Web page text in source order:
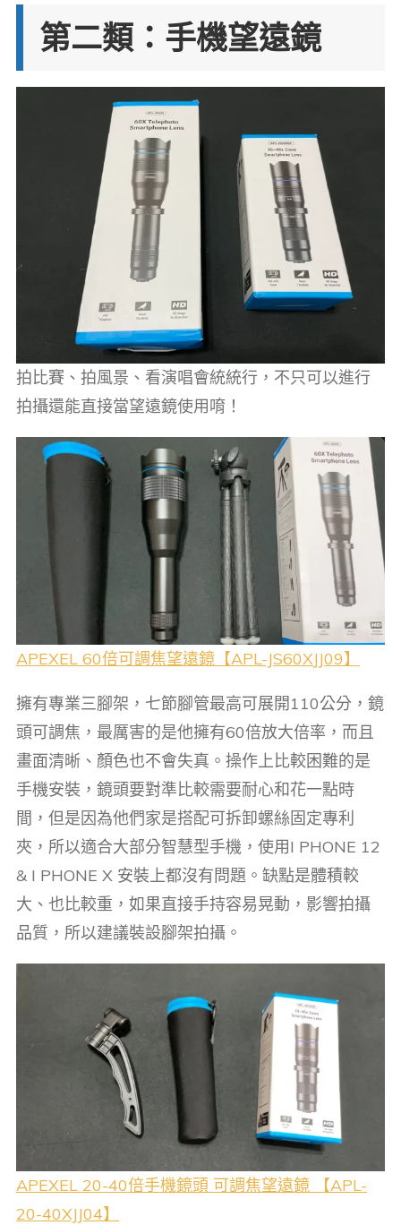
第二類：手機望遠鏡
拍比賽、拍風景、看演唱會統統行，不只可以進行
拍攝還能直接當望遠鏡使用唷！
APEXEL 60倍可調焦望遠鏡【APL-JS60XJJ09】
擁有專業三腳架，七節腳管最高可展開110公分，鏡
頭可調焦，最厲害的是他擁有60倍放大倍率，而且
畫面清晰、顏色也不會失真。操作上比較困難的是
手機安裝，鏡頭要對準比較需要耐心和花一點時
間，但是因為他們家是搭配可拆卸螺絲固定專利
夾，所以適合大部分智慧型手機，使用I PHONE 12
& I PHONE X 安裝上都沒有問題。缺點是體積較
大、也比較重，如果直接手持容易晃動，影響拍攝
品質，所以建議裝設腳架拍攝。
APEXEL 20-40倍手機鏡頭 可調焦望遠鏡 【APL-
20-40XJJ04】